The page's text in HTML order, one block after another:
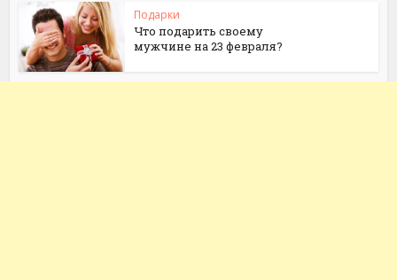
Подарки
Что подарить своему
мужчине на 23 февраля?